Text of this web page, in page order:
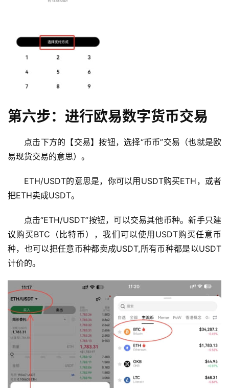
闻
分
币
见
问
题
第六步：进行欧易数字货币交易
点击下方的【交易】按钮，选择“币币”交易（也就是欧
易现货交易的意思）。
ETH/USDT的意思是，你可以用USDT购买ETH，或者
把ETH卖成USDT。
点击“ETH/USDT”按钮，可以交易其他币种。新手只建
议购买BTC（比特币），我们可以使用USDT购买任意币
种，也可以把任意币种都卖成USDT,所有币种都是以USDT
计价的。